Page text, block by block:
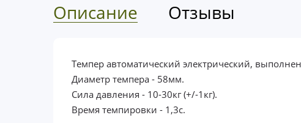
Описание Отзывы
Темпер автоматический электрический,
Диаметр темпера - 58мм.
Сила давления - 10-30кг (+/-1кг).
Время темпировки - 1,3с.